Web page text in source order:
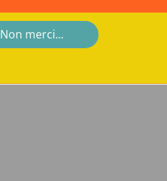
Non merci...